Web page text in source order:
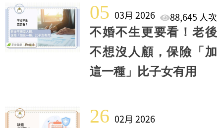
05 03月 2026
88,645 人次
不婚不生更要看！老後
不想沒人顧，保險「加
這一種」比子女有用
26 02月 2026